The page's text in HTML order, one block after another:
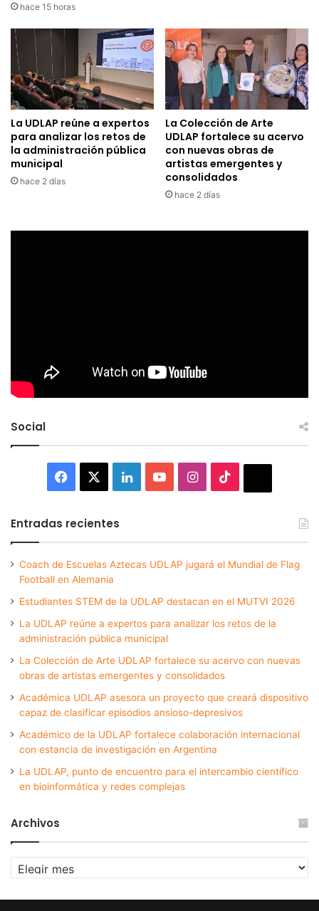
hace 15 horas
La UDLAP reúne a expertos
para analizar los retos de
la administración pública
municipal
hace 2 días
La Colección de Arte
UDLAP fortalece su acervo
con nuevas obras de
artistas emergentes y
consolidados
hace 2 días
Social
Facebook LinkedInYouTubeInstagram
Entradas recientes
Coach de Escuelas Aztecas UDLAP jugará el Mundial de Flag
Football en Alemania
Estudiantes STEM de la UDLAP destacan en el MUTVI 2026
La UDLAP reúne a expertos para analizar los retos de la
administración pública municipal
La Colección de Arte UDLAP fortalece su acervo con nuevas
obras de artistas emergentes y consolidados
Académica UDLAP asesora un proyecto que creará dispositivo
capaz de clasificar episodios ansioso-depresivos
Académico de la UDLAP fortalece colaboración internacional
con estancia de investigación en Argentina
La UDLAP, punto de encuentro para el intercambio científico
en bioinformática y redes complejas
Archivos
Archivos